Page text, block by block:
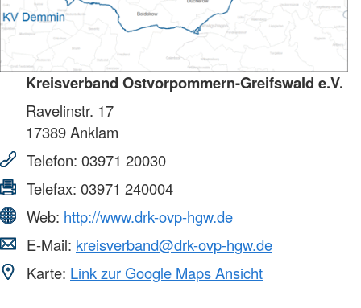
Kreisverband Ostvorpommern-Greifswald e.V.
Ravelinstr. 17
17389Anklam
Telefon: 03971 20030
Telefax: 03971 240004
Web: http://www.drk-ovp-hgw.de
E-Mail: kreisverband@drk-ovp-hgw.de
Karte: Link zur Google Maps Ansicht